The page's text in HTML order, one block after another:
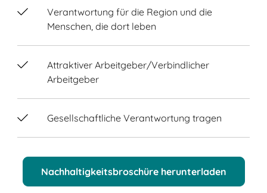
Verantwortung für die Region und die
Menschen, die dort leben
Attraktiver Arbeitgeber/Verbindlicher
Arbeitgeber
Gesellschaftliche Verantwortung tragen
Nachhaltigkeitsbroschüre herunterladen